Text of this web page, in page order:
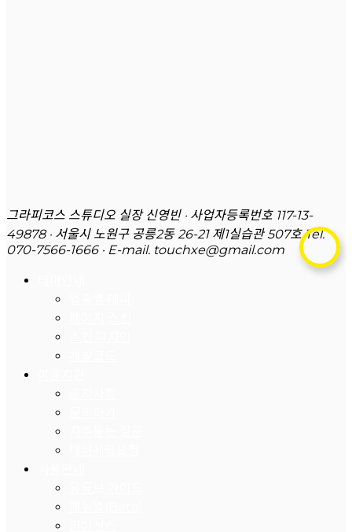
그라피코스 스튜디오 실장 신영빈 · 사업자등록번호 117-13-
49878 · 서울시 노원구 공릉2동 26-21 제1실습관 507호 Tel.
070-7566-1666 · E-mail. touchxe@gmail.com